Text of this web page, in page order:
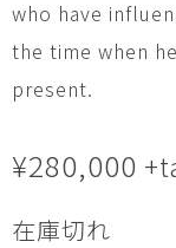
who have
the time when
present.
¥280,000
在庫切れ